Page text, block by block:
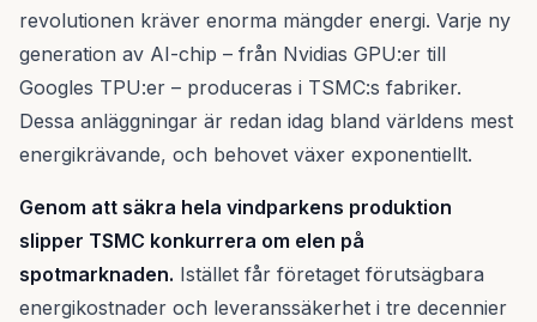
revolutionen kräver enorma mängder energi. Varje ny
generation av AI-chip – från Nvidias GPU:er till
Googles TPU:er – produceras i TSMC:s fabriker.
Dessa anläggningar är redan idag bland världens mest
energikrävande, och behovet växer exponentiellt.
Genom att säkra hela vindparkens produktion
slipper TSMC konkurrera om elen på
spotmarknaden. Istället får företaget förutsägbara
energikostnader och leveranssäkerhet i tre decennier